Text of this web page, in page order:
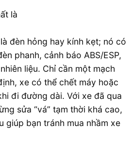
là
đèn hỏng hay kính kẹt; nó có
phanh, cảnh báo ABS/ESP,
liệu. Chỉ cần một mạch
xe có thể chết máy hoặc
đi đường dài. Với xe đã qua
sửa “vá” tạm thời khá cao,
giúp bạn tránh mua nhầm xe